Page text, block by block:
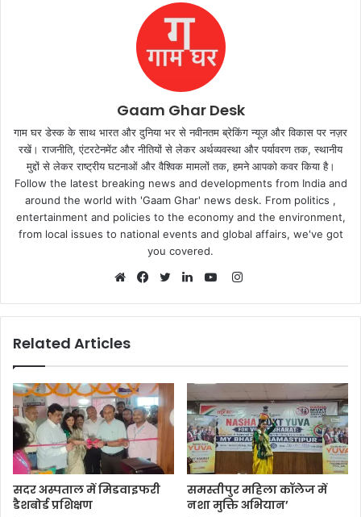
Gaam Ghar Desk
गाम घर डेस्क के साथ भारत और दुनिया भर से नवीनतम ब्रेकिंग न्यूज़ और विकास पर नज़र
रखें। राजनीति, एंटरटेनमेंट और नीतियों से लेकर अर्थव्यवस्था और पर्यावरण तक, स्थानीय
मुद्दों से लेकर राष्ट्रीय घटनाओं और वैश्विक मामलों तक, हमने आपको कवर किया है।
Follow the latest breaking news and developments from India and
around the world with 'Gaam Ghar' news desk. From politics ,
entertainment and policies to the economy and the environment,
from local issues to national events and global affairs, we've got
you covered.
Instagram
Related Articles
सदर अस्पताल में मिडवाइफरी
डैशबोर्ड प्रशिक्षण
समस्तीपुर महिला कॉलेज में
नशा मुक्ति अभियान’